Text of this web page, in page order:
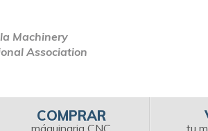
Machinery
Association
COMPRAR
máquinaria CNC tu